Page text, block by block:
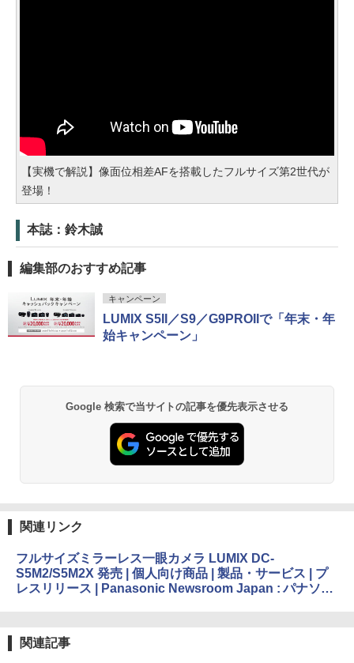
【実機で解説】像面位相差AFを搭載したフルサイズ第2世代が
登場！
本誌：鈴木誠
編集部のおすすめ記事
キャンペーン
LUMIX S5II／S9／G9PROIIで「年末・年
始キャンペーン」
Google 検索で当サイトの記事を優先表示させる
関連リンク
フルサイズミラーレス一眼カメラ LUMIX DC-
S5M2/S5M2X 発売 | 個人向け商品 | 製品・サービス | プ
レスリリース | Panasonic Newsroom Japan : パナソニ
関連記事